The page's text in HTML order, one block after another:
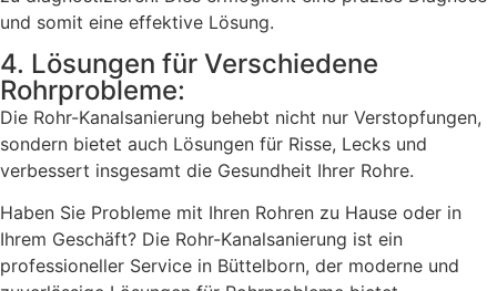
und somit eine effektive Lösung.
4. Lösungen für Verschiedene
Rohrprobleme:
Die Rohr-Kanalsanierung behebt nicht nur Verstopfungen,
sondern bietet auch Lösungen für Risse, Lecks und
verbessert insgesamt die Gesundheit Ihrer Rohre.
Haben Sie Probleme mit Ihren Rohren zu Hause oder in
Ihrem Geschäft? Die Rohr-Kanalsanierung ist ein
professioneller Service in Büttelborn, der moderne und